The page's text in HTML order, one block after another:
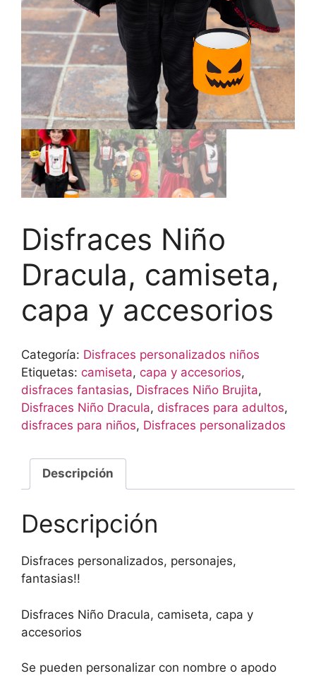
Disfraces Niño
Dracula, camiseta,
capa y accesorios
Categoría: Disfraces personalizados niños
Etiquetas: camiseta, capa y accesorios,
disfraces fantasias, Disfraces Niño Brujita,
Disfraces Niño Dracula, disfraces para adultos,
disfraces para niños, Disfraces personalizados
Descripción
Descripción
Disfraces personalizados, personajes,
fantasias!!
Disfraces Niño Dracula, camiseta, capa y
accesorios
Se pueden personalizar con nombre o apodo